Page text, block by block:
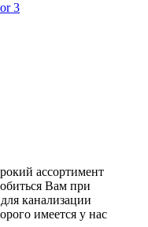
3
ассортимент
Вам при
канализации
имеется у нас